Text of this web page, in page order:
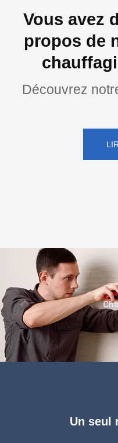
Vous avez
propos de
Découvrez
Un seul